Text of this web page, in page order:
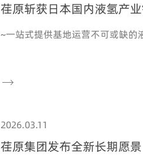
荏原斩获日本国内液氢产
风机一揽子订单
~一站式提供基地运营不可或缺

2026.03.11
荏原集团发布全新长期愿